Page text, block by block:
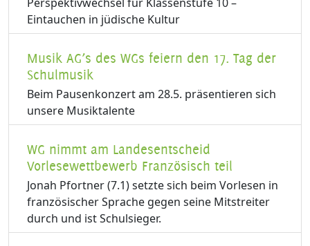
Eintauchen in jüdische Kultur
Musik AG’s des WGs feiern den 17. Tag der
Schulmusik
Beim Pausenkonzert am 28.5. präsentieren sich
unsere Musiktalente
WG nimmt am Landesentscheid
Vorlesewettbewerb Französisch teil
Jonah Pfortner (7.1) setzte sich beim Vorlesen in
französischer Sprache gegen seine Mitstreiter
durch und ist Schulsieger.